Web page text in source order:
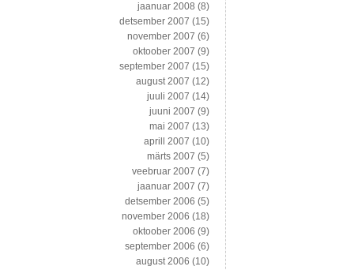
jaanuar 2008 (8)
detsember 2007 (15)
november 2007 (6)
oktoober 2007 (9)
september 2007 (15)
august 2007 (12)
juuli 2007 (14)
juuni 2007 (9)
mai 2007 (13)
aprill 2007 (10)
märts 2007 (5)
veebruar 2007 (7)
jaanuar 2007 (7)
detsember 2006 (5)
november 2006 (18)
oktoober 2006 (9)
september 2006 (6)
august 2006 (10)